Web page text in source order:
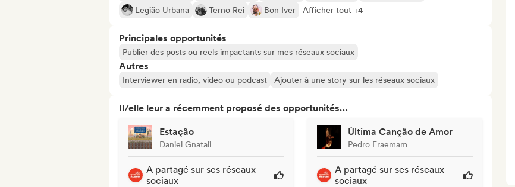
Legião Urbana
Terno Rei Bon Iver Afficher tout +4
Principales opportunités
Publier des posts ou reels impactants sur mes réseaux sociaux
Autres
Interviewer en radio, video ou podcast Ajouter à une story sur les réseaux sociaux
Il/elle leur a récemment proposé des opportunités…
Estação
Daniel Gnatali
A partagé sur ses réseaux
sociaux
Última Canção de Amor
Pedro Fraemam
A partagé sur ses réseaux
sociaux